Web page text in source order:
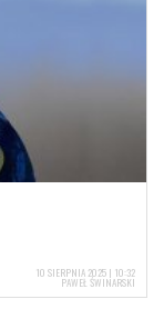
10 SIERPNIA 2025 | 10:32
PAWEŁ ŚWINARSKI